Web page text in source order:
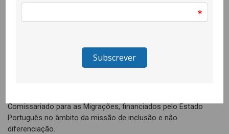
o diálogo, o auto-conhecimento, o respeito mútuo, o
conhecimento dos direitos e deveres de qualquer cidadão e a
Esta actividade conta com o apoio de mentoras, estudantes de
psicologia da Universidade da Beira Interior.
Comissariado para as Migrações, financiados pelo Estado
Português no âmbito da missão de inclusão e não
diferenciação.